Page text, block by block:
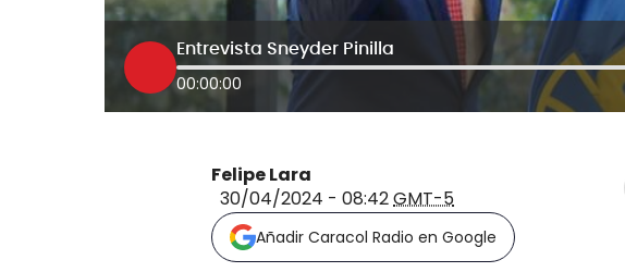
Entrevista Sneyder Pinilla
00:00:00
Felipe Lara
30/04/2024 - 08:42GMT-5
Añadir Caracol Radio en Google